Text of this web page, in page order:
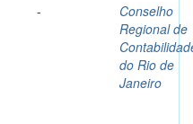
-
Conselho
Regional de
do Rio de
Janeiro